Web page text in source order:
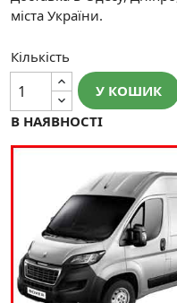
міста України.
Кількість
У КОШИК
В НАЯВНОСТІ